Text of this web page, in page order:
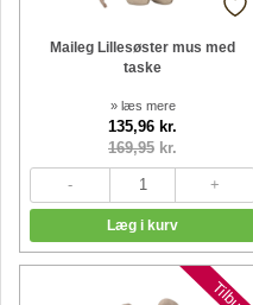
Maileg Lillesøster mus med
taske
» læs mere
135,96 kr.
169,95 kr.